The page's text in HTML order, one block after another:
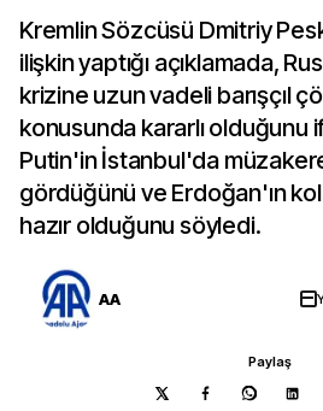
Kremlin Sözcüsü Dmitriy
ilişkin yaptığı açıklamada,
krizine uzun vadeli barışçıl
konusunda kararlı olduğunu
Putin'in İstanbul'da
gördüğünü ve Erdoğan'ın
hazır olduğunu söyledi.
AA
Paylaş